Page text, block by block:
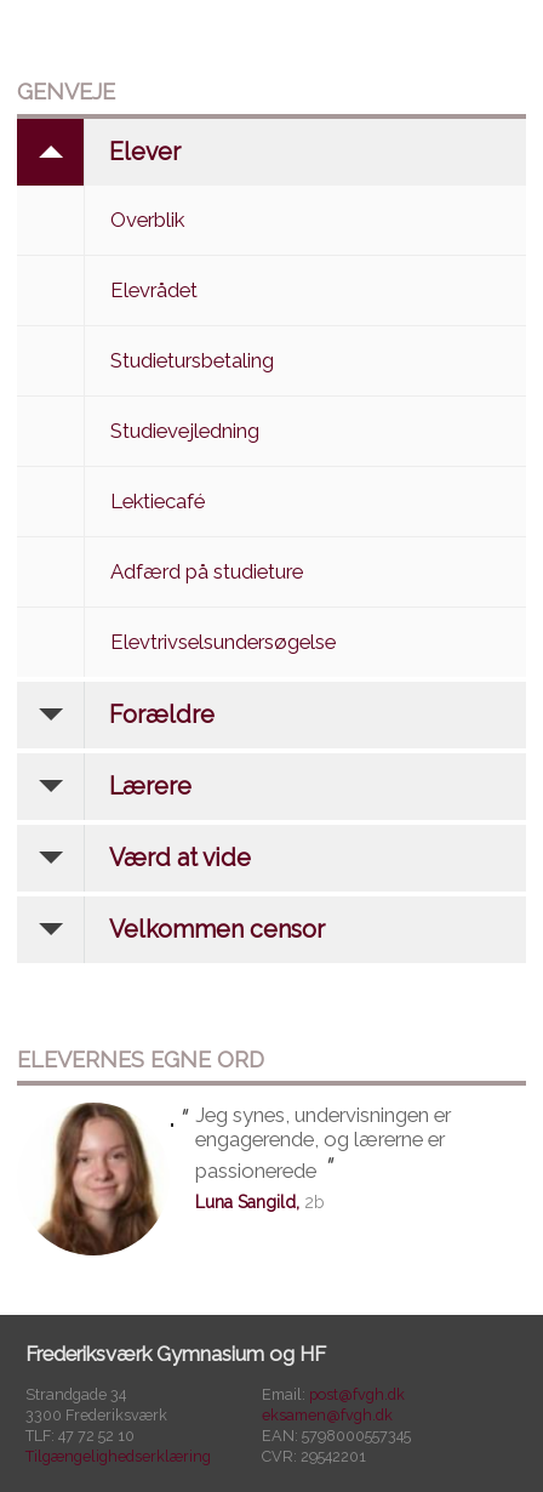
GENVEJE
Elever
Overblik
Elevrådet
Studietursbetaling
Studievejledning
Lektiecafé
Adfærd på studieture
Elevtrivselsundersøgelse
Forældre
Lærere
Værd at vide
Velkommen censor
ELEVERNES EGNE ORD
" " Jeg synes, undervisningen er
engagerende, og lærerne er
passionerede "
Luna Sangild, 2b
Frederiksværk Gymnasium og HF
Strandgade 34
3300 Frederiksværk
TLF: 47 72 52 10
Tilgængelighedserklæring
Email: post@fvgh.dk
eksamen@fvgh.dk
EAN: 5798000557345
CVR: 29542201